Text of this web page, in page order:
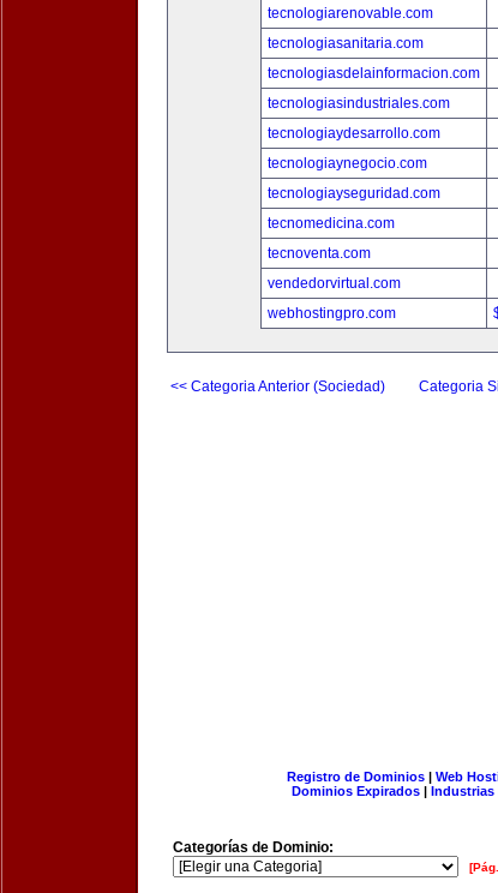
tecnologiarenovable.com
tecnologiasanitaria.com
tecnologiasdelainformacion.com
tecnologiasindustriales.com
tecnologiaydesarrollo.com
tecnologiaynegocio.com
tecnologiayseguridad.com
tecnomedicina.com
tecnoventa.com
vendedorvirtual.com
webhostingpro.com
<< Categoria Anterior (Sociedad) Categoria
Registro de Dominios| Web
Dominios Expirados | Industrias
Categorías de Dominio: